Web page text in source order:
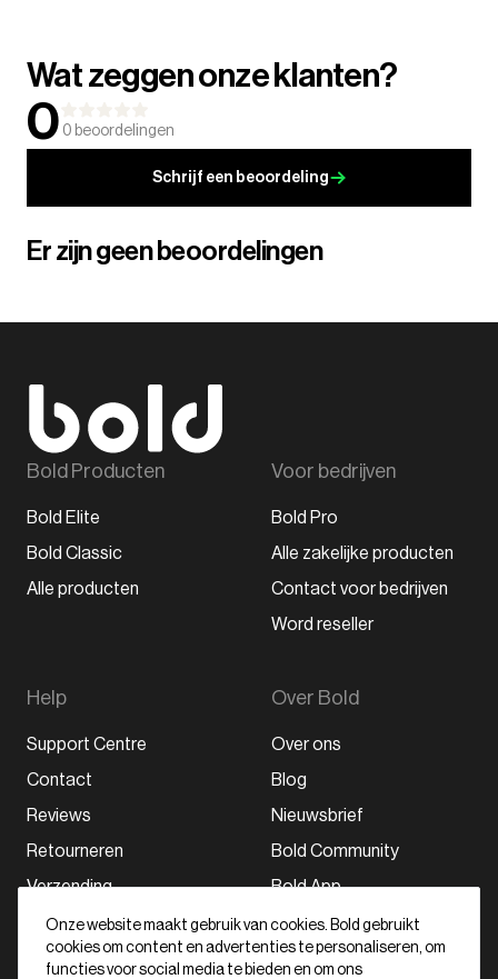
Wat zeggen onze klanten?
0 0 beoordelingen
Schrijf een beoordeling
Er zijn geen beoordelingen
Bold Producten
Bold Elite
Bold Classic
Alle producten
Voor bedrijven
Bold Pro
Alle zakelijke producten
Contact voor bedrijven
Word reseller
Help
Support Centre
Contact
Reviews
Retourneren
Verzending
Over Bold
Over ons
Blog
Nieuwsbrief
Bold Community
Bold App
Schrijf je in voor onze nieuwsbrief
Onze website maakt gebruik van cookies. Bold gebruikt
cookies om content en advertenties te personaliseren, om
functies voor social media te bieden en om ons